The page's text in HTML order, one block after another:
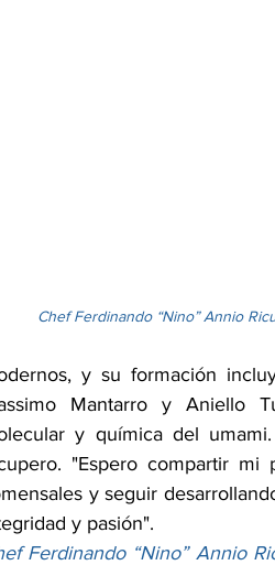
Chef Ferdinando “Nino” Annio
y su formación
Mantarro y Aniello
y química del
"Espero compartir
y seguir
y pasión".
Ferdinando “Nino” Annio